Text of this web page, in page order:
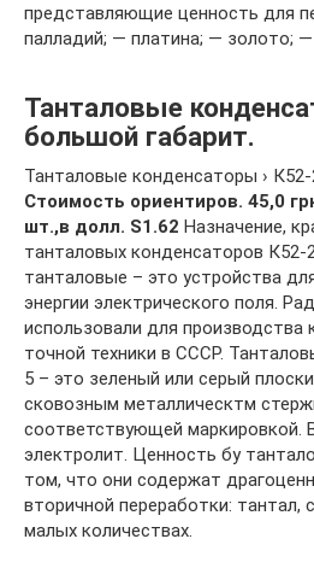
представляющие ценность для
палладий; — платина; — золото; —
Танталовые
большой габарит.
Танталовые конденсаторы ›
Стоимость ориентиров. 45,0
шт.,в долл. S1.62 Назначение,
танталовых конденсаторов
танталовые – это устройства
энергии электрического поля.
использовали для производства
точной техники в СССР.
5 – это зеленый или серый
сковозным металлическтм
соответствующей маркировкой.
электролит. Ценность бу
том, что они содержат
вторичной переработки: тантал,
малых количествах.